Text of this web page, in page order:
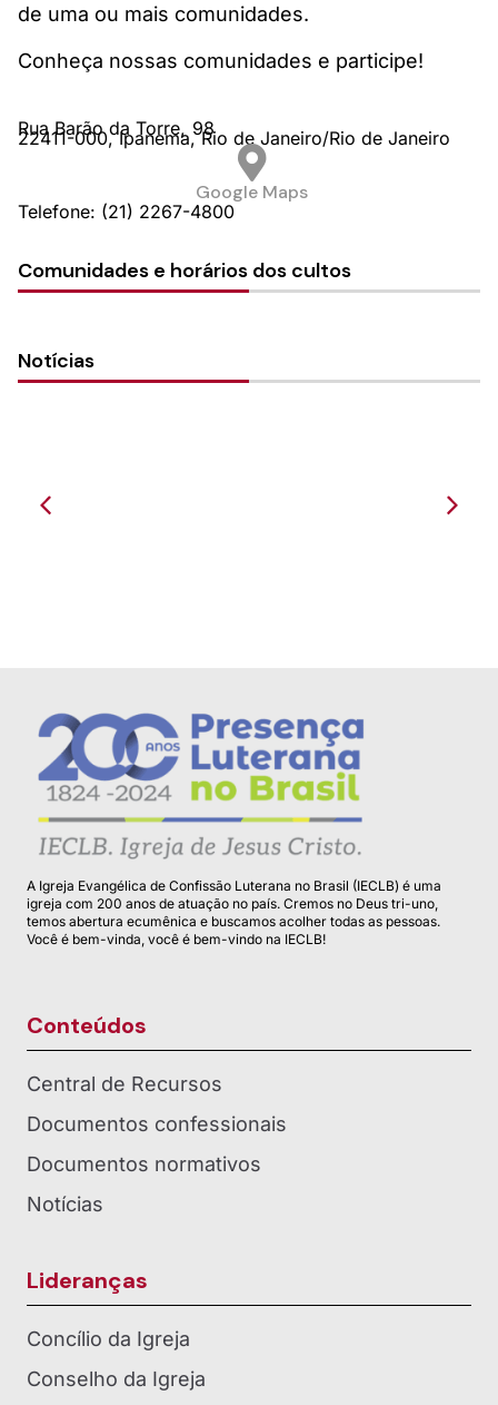
de uma ou mais comunidades.
Conheça nossas comunidades e participe!
Rua Barão da Torre, 98
22411-000, Ipanema, Rio de Janeiro/Rio de Janeiro
Google Maps
Telefone: (21) 2267-4800
Comunidades e horários dos cultos
Notícias
A Igreja Evangélica de Confissão Luterana no Brasil (IECLB) é uma
igreja com 200 anos de atuação no país. Cremos no Deus tri-uno,
temos abertura ecumênica e buscamos acolher todas as pessoas.
Você é bem-vinda, você é bem-vindo na IECLB!
Conteúdos
Central de Recursos
Documentos confessionais
Documentos normativos
Notícias
Lideranças
Concílio da Igreja
Conselho da Igreja